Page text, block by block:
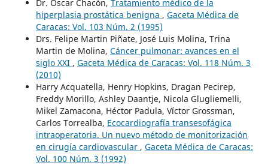
Dr. Oscar Chacón, Tratamiento médico de la
hiperplasia prostática benigna , Gaceta Médica de
Caracas: Vol. 103 Núm. 2 (1995)
Drs. Felipe Martin Piñate, José Luis Molina, Trina
Martin de Molina, Cáncer pulmonar: avances en el
siglo XXI , Gaceta Médica de Caracas: Vol. 118 Núm. 3
(2010)
Harry Acquatella, Henry Hopkins, Dragan Pecirep,
Freddy Morillo, Ashley Daantje, Nicola Glugliemelli,
Mikel Zamacona, Héctor Padula, Víctor Grossman,
Carlos Torrealba, Ecocardiografía transesofágica
intraoperatoria. Un nuevo método de monitorización
en cirugía cardiovascular , Gaceta Médica de Caracas:
Vol. 100 Núm. 3 (1992)